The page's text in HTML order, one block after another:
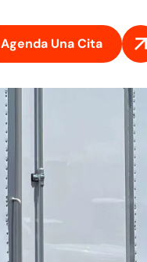
Agenda Una Cita